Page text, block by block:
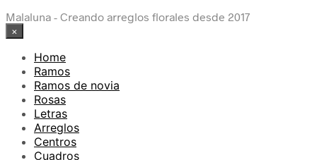
Malaluna - Creando arreglos florales desde 2017
×
Home
Ramos
Ramos de novia
Rosas
Letras
Arreglos
Centros
Cuadros